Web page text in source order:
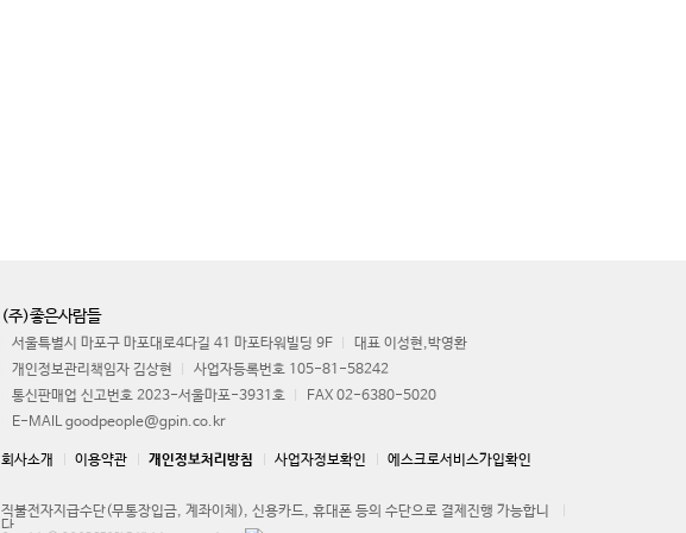
(주)좋은사람들
서울특별시 마포구 마포대로4다길 41 마포타워빌딩 9F
대표 이성현,박영환
개인정보관리책임자 김상현
사업자등록번호 105-81-58242
통신판매업 신고번호 2023-서울마포-3931호
FAX 02-6380-5020
E-MAIL goodpeople@gpin.co.kr
회사소개 이용약관 개인정보처리방침 사업자정보확인 에스크로서비스가입확인
직불전자지급수단(무통장입금, 계좌이체), 신용카드, 휴대폰 등의 수단으로 결제진행 가능합니
다.